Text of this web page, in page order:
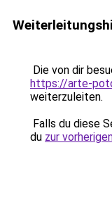
Die von dir
https://arte-
weiterzuleiten.
Falls du diese
du zur